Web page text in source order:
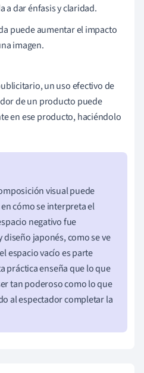
a dar énfasis y claridad.
puede aumentar el impacto
imagen.
un uso efectivo de
de un producto puede
en ese producto, haciéndolo
visual puede
cómo se interpreta el
negativo fue
japonés, como se ve
espacio vacío es parte
práctica enseña que lo que
tan poderoso como lo que
al espectador completar la